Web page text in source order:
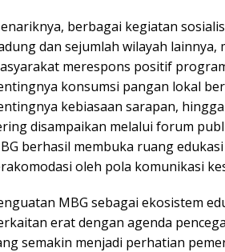
berbagai kegiatan
dan sejumlah wilayah lainnya,
merespons positif
konsumsi pangan lokal
kebiasaan sarapan,
disampaikan melalui forum
berhasil membuka ruang
oleh pola komunikasi
MBG sebagai ekosistem
erat dengan agenda
semakin menjadi perhatian